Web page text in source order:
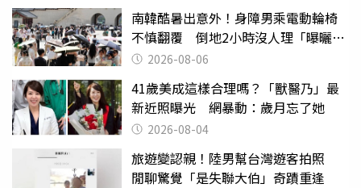
南韓酷暑出意外！身障男乘電動輪椅
不慎翻覆 倒地2小時沒人理「曝曬
亡」2026-08-06
41歲美成這樣合理嗎？「獸醫乃」最
新近照曝光 網暴動：歲月忘了她
2026-08-04
旅遊變認親！陸男幫台灣遊客拍照
閒聊驚覺「是失聯大伯」奇蹟重逢